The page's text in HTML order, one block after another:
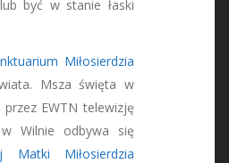
być w stanie łaski
Miłosierdzia
Msza święta w
EWTN telewizję
Wilnie odbywa się
Matki Miłosierdzia